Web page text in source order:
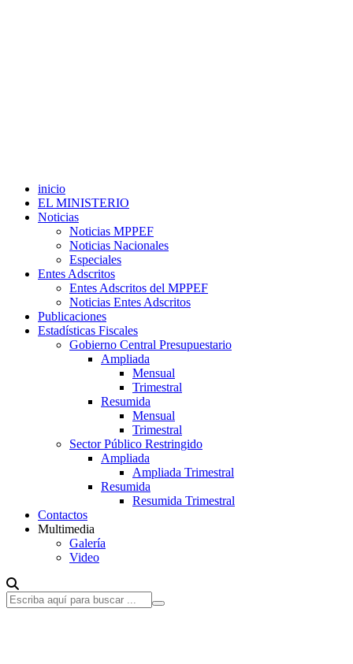
inicio
EL MINISTERIO
Noticias
Noticias MPPEF
Noticias Nacionales
Especiales
Entes Adscritos
Entes Adscritos del MPPEF
Noticias Entes Adscritos
Publicaciones
Estadísticas Fiscales
Gobierno Central Presupuestario
Ampliada
Mensual
Trimestral
Resumida
Mensual
Trimestral
Sector Público Restringido
Ampliada
Ampliada Trimestral
Resumida
Resumida Trimestral
Contactos
Multimedia
Galería
Video